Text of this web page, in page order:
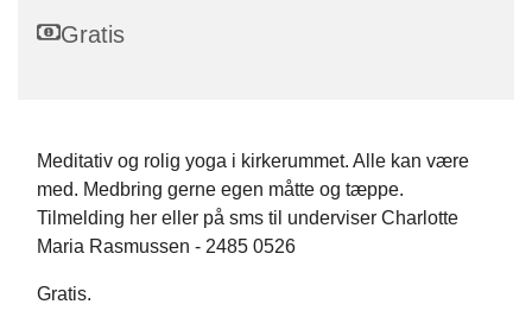
Gratis
Meditativ og rolig yoga i kirkerummet. Alle kan være
med. Medbring gerne egen måtte og tæppe.
Tilmelding her eller på sms til underviser Charlotte
Maria Rasmussen - 2485 0526
Gratis.